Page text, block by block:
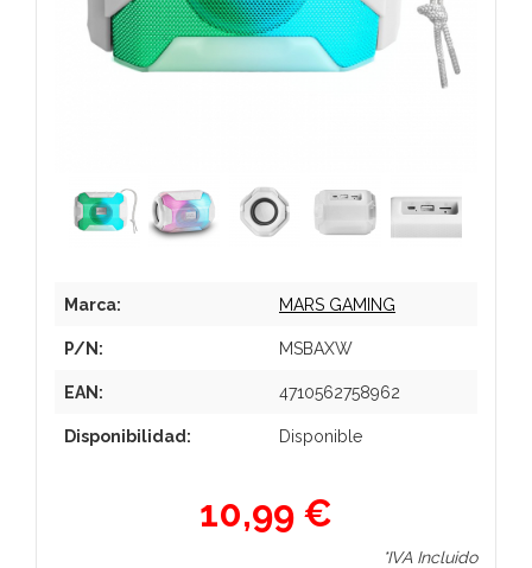
Marca: MARS GAMING
P/N: MSBAXW
EAN: 4710562758962
Disponibilidad: Disponible
10,99 €
*IVA Incluido